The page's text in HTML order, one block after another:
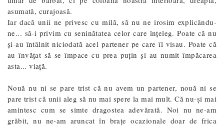
asumată, curajoasă.
Iar dacă unii ne privesc cu milă, să nu ne irosim explicându-
ne... să-i privim cu seninătatea celor care înțeleg. Poate că nu
și-au întâlnit niciodată acel partener pe care îl visau. Poate că
au învățat să se împace cu prea puțin și au numit împăcarea
asta... viață.
Nouă nu ni se pare trist că nu avem un partener, nouă ni se
pare trist că unii aleg să nu mai spere la mai mult. Că nu-şi mai
amintesc cum se simte dragostea adevărată. Noi nu ne-am
grăbit, nu ne-am aruncat în braţe ocazionale doar de frica